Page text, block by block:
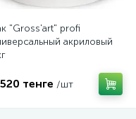
"Gross'art" profi
акриловый
тенге /шт